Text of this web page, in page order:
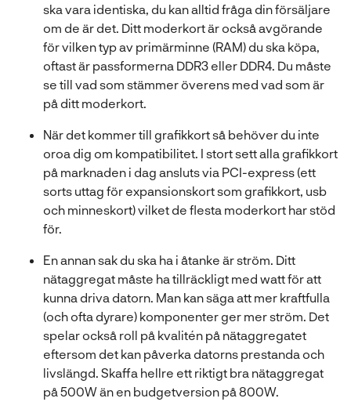
ska vara identiska, du kan alltid fråga din försäljare
om de är det. Ditt moderkort är också avgörande
för vilken typ av primärminne (RAM) du ska köpa,
oftast är passformerna DDR3 eller DDR4. Du måste
se till vad som stämmer överens med vad som är
på ditt moderkort.
När det kommer till grafikkort så behöver du inte
oroa dig om kompatibilitet. I stort sett alla grafikkort
på marknaden i dag ansluts via PCI-express (ett
sorts uttag för expansionskort som grafikkort, usb
och minneskort) vilket de flesta moderkort har stöd
för.
En annan sak du ska ha i åtanke är ström. Ditt
nätaggregat måste ha tillräckligt med watt för att
kunna driva datorn. Man kan säga att mer kraftfulla
(och ofta dyrare) komponenter ger mer ström. Det
spelar också roll på kvalitén på nätaggregatet
eftersom det kan påverka datorns prestanda och
livslängd. Skaffa hellre ett riktigt bra nätaggregat
på 500W än en budgetversion på 800W.